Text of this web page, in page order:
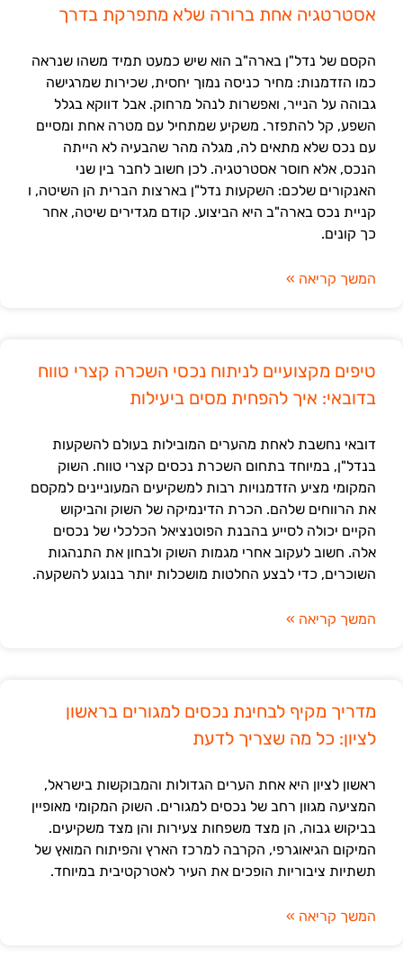
אסטרטגיה אחת ברורה שלא מתפרקת בדרך
הקסם של נדל"ן בארה"ב הוא שיש כמעט תמיד משהו שנראה
כמו הזדמנות: מחיר כניסה נמוך יחסית, שכירות שמרגישה
גבוהה על הנייר, ואפשרות לנהל מרחוק. אבל דווקא בגלל
השפע, קל להתפזר. משקיע שמתחיל עם מטרה אחת ומסיים
עם נכס שלא מתאים לה, מגלה מהר שהבעיה לא הייתה
הנכס, אלא חוסר אסטרטגיה. לכן חשוב לחבר בין שני
האנקורים שלכם: השקעות נדל"ן בארצות הברית הן השיטה, ו
קניית נכס בארה"ב היא הביצוע. קודם מגדירים שיטה, אחר
כך קונים.
המשך קריאה »
טיפים מקצועיים לניתוח נכסי השכרה קצרי טווח
בדובאי: איך להפחית מסים ביעילות
דובאי נחשבת לאחת מהערים המובילות בעולם להשקעות
בנדל"ן, במיוחד בתחום השכרת נכסים קצרי טווח. השוק
המקומי מציע הזדמנויות רבות למשקיעים המעוניינים למקסם
את הרווחים שלהם. הכרת הדינמיקה של השוק והביקוש
הקיים יכולה לסייע בהבנת הפוטנציאל הכלכלי של נכסים
אלה. חשוב לעקוב אחרי מגמות השוק ולבחון את התנהגות
השוכרים, כדי לבצע החלטות מושכלות יותר בנוגע להשקעה.
המשך קריאה »
מדריך מקיף לבחינת נכסים למגורים בראשון
לציון: כל מה שצריך לדעת
ראשון לציון היא אחת הערים הגדולות והמבוקשות בישראל,
המציעה מגוון רחב של נכסים למגורים. השוק המקומי מאופיין
בביקוש גבוה, הן מצד משפחות צעירות והן מצד משקיעים.
המיקום הגיאוגרפי, הקרבה למרכז הארץ והפיתוח המואץ של
תשתיות ציבוריות הופכים את העיר לאטרקטיבית במיוחד.
המשך קריאה »